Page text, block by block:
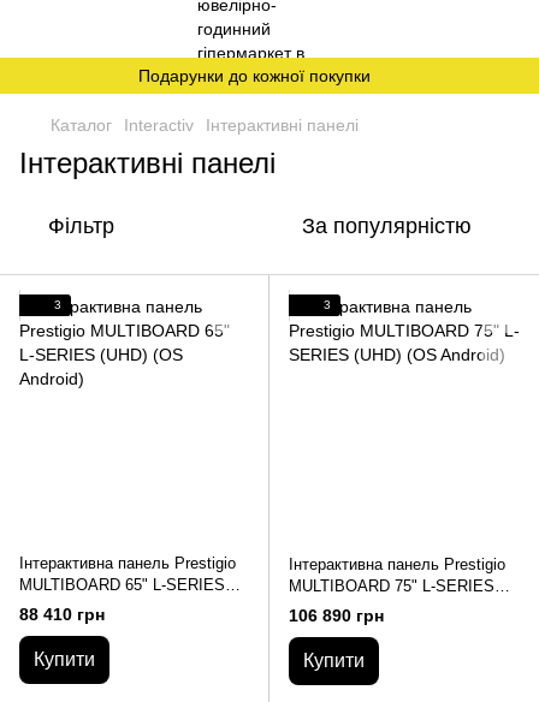
Подарунки до кожної покупки
Каталог Interactiv Інтерактивні панелі
Інтерактивні панелі
Фільтр За популярністю
3
Інтерактивна панель Prestigio
MULTIBOARD 65" L-SERIES
(UHD) (OS Android)
88 410 грн
Купити
3
Інтерактивна панель Prestigio
MULTIBOARD 75" L-SERIES
(UHD) (OS Android)
106 890 грн
Купити